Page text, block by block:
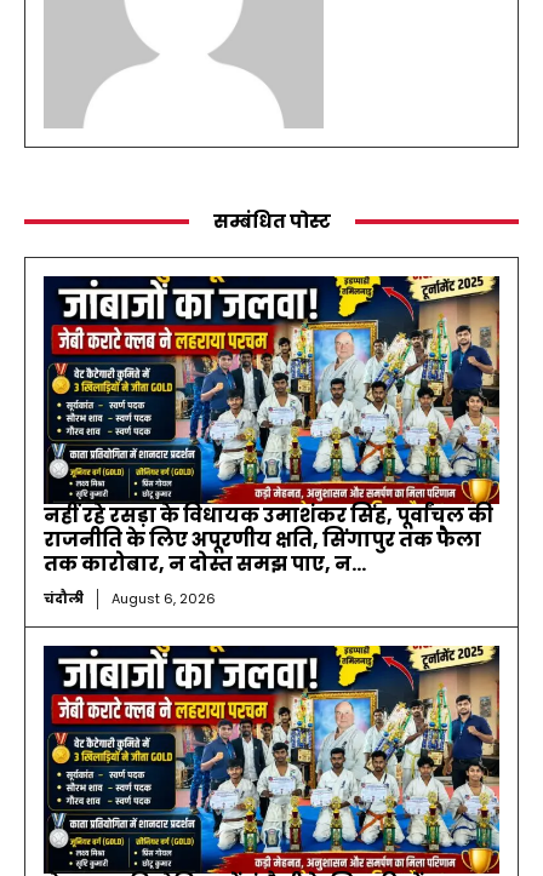
सम्बंधित पोस्ट
नहीं रहे रसड़ा के विधायक उमाशंकर सिंह, पूर्वांचल की
राजनीति के लिए अपूरणीय क्षति, सिंगापुर तक फैला
तक कारोबार, न दोस्त समझ पाए, न...
चंदौली August 6, 2026